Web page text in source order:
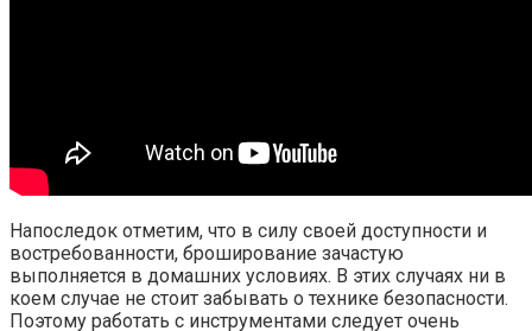
Напоследок отметим, что в силу своей доступности и
востребованности, броширование зачастую
выполняется в домашних условиях. В этих случаях ни в
коем случае не стоит забывать о технике безопасности.
Поэтому работать с инструментами следует очень